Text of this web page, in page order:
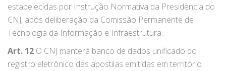
estabelecidas por Instrução Normativa da Presidência do
CNJ, após deliberação da Comissão Permanente de
Tecnologia da Informação e Infraestrutura.
Art. 12 O CNJ manterá banco de dados unificado do
registro eletrônico das apostilas emitidas em território